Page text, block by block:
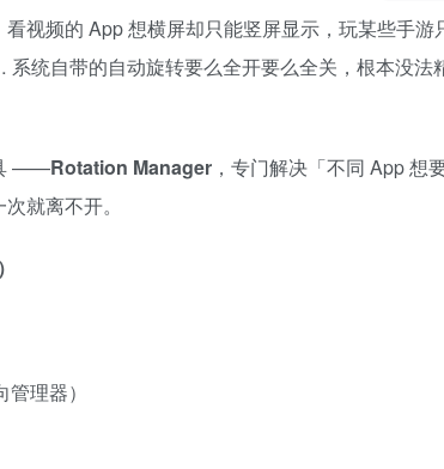
视频的 App 想横屏却只能竖屏显示，玩某些手游
统自带的自动旋转要么全开要么全关，根本没法
——Rotation Manager ，专门解决「不同 App 想
就离不开。
理器）